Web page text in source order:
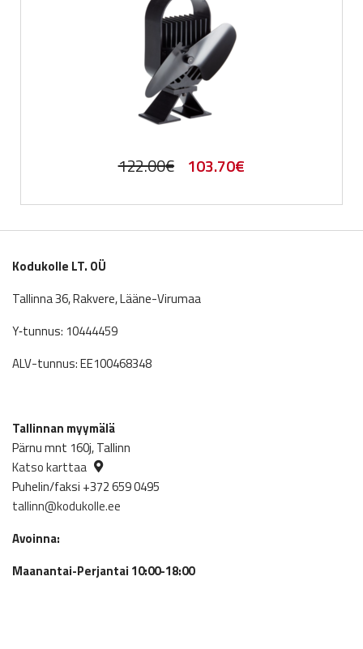
122.00€ Original
103.70€
Kodukolle LT. OÜ
Tallinna 36, Rakvere, Lääne-Virumaa
Y‑tunnus: 10444459
ALV-tunnus: EE100468348
Tallinnan myymälä
Pärnu mnt 160j, Tallinn
Katso karttaa
Puhelin/faksi +372 659 0495
tallinn@kodukolle.ee
Avoinna:
Maanantai-Perjantai 10:00-18:00